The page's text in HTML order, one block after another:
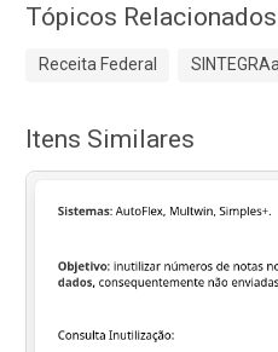
Tópicos Relacionados
Receita Federal
Itens Similares